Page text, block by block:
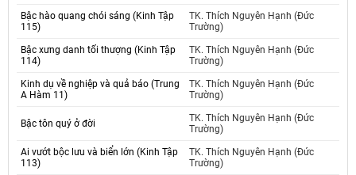
Bậc hào quang chói sáng (Kinh Tập
115)
TK. Thích Nguyên Hạnh (Đức
Trường)
Bậc xưng danh tối thượng (Kinh Tập
114)
TK. Thích Nguyên Hạnh (Đức
Trường)
Kinh dụ về nghiệp và quả báo (Trung
A Hàm 11)
TK. Thích Nguyên Hạnh (Đức
Trường)
Bậc tôn quý ở đời
TK. Thích Nguyên Hạnh (Đức
Trường)
Ai vướt bộc lưu và biển lớn (Kinh Tập
113)
TK. Thích Nguyên Hạnh (Đức
Trường)